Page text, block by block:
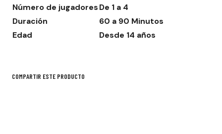
Número de jugadoresDe 1 a 4
Duración
60 a 90 Minutos
Edad
Desde 14 años
COMPARTIR ESTE PRODUCTO